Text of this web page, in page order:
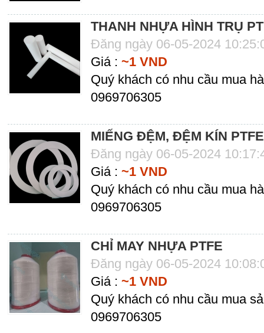
THANH NHỰA HÌNH TRỤ
Đăng ngày 06-05-2024
Giá : ~1 VND
Quý khách có nhu cầu mua
0969706305
MIẾNG ĐỆM, ĐỆM KÍN PTFE
Đăng ngày 06-05-2024
Giá : ~1 VND
Quý khách có nhu cầu mua
0969706305
CHỈ MAY NHỰA PTFE
Đăng ngày 06-05-2024
Giá : ~1 VND
Quý khách có nhu cầu mua
0969706305